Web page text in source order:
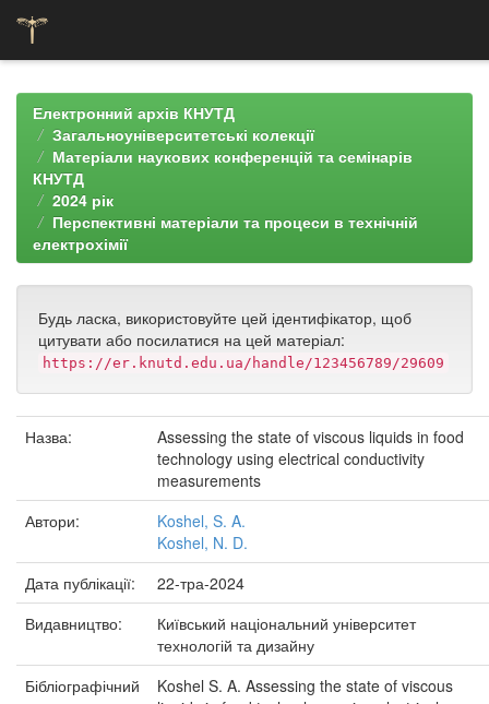
navigationЕлектронний архів КНУТД
Загальноуніверситетські колекції
Матеріали наукових конференцій та семінарів
КНУТД
2024 рік
Перспективні матеріали та процеси в технічній
електрохімії
Будь ласка, використовуйте цей ідентифікатор, щоб
цитувати або посилатися на цей матеріал:
https://er.knutd.edu.ua/handle/123456789/29609
Назва:
Assessing the state of viscous liquids in food
technology using electrical conductivity
measurements
Автори:
Koshel, S. A.
Koshel, N. D.
Дата публікації:
22-тра-2024
Видавництво:
Київський національний університет
технологій та дизайну
Бібліографічний
Koshel S. A. Assessing the state of viscous